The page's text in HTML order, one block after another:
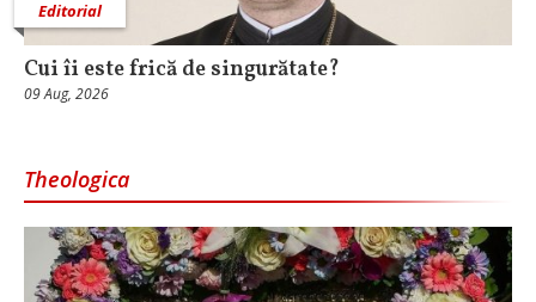
Editorial
Cui îi este frică de singurătate?
09 Aug, 2026
Theologica